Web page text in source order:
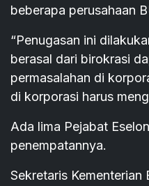
beberapa perusahaan
“Penugasan ini
berasal dari birokrasi
permasalahan di
di korporasi harus
Ada lima Pejabat
penempatannya.
Sekretaris